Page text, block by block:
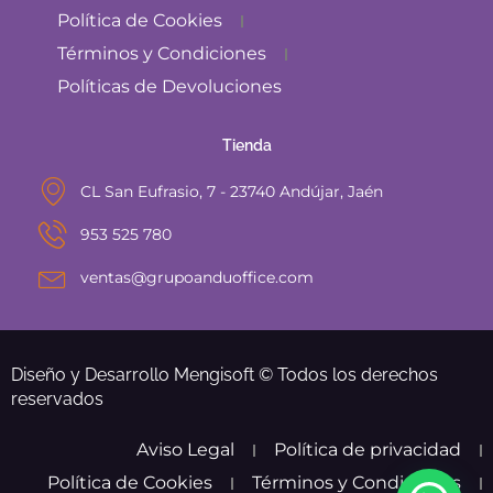
Política de Cookies
Términos y Condiciones
Políticas de Devoluciones
Tienda
CL San Eufrasio, 7 - 23740 Andújar, Jaén
953 525 780
ventas@grupoanduoffice.com
Diseño y Desarrollo Mengisoft © Todos los derechos
reservados
Aviso Legal
Política de privacidad
Política de Cookies
Términos y Condiciones